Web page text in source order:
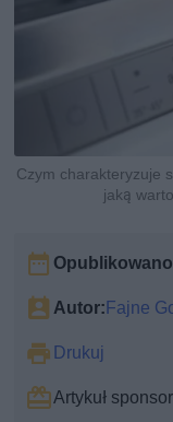
Czym charakteryzuje
jaką
Autor:Fajne
Drukuj
Artykuł